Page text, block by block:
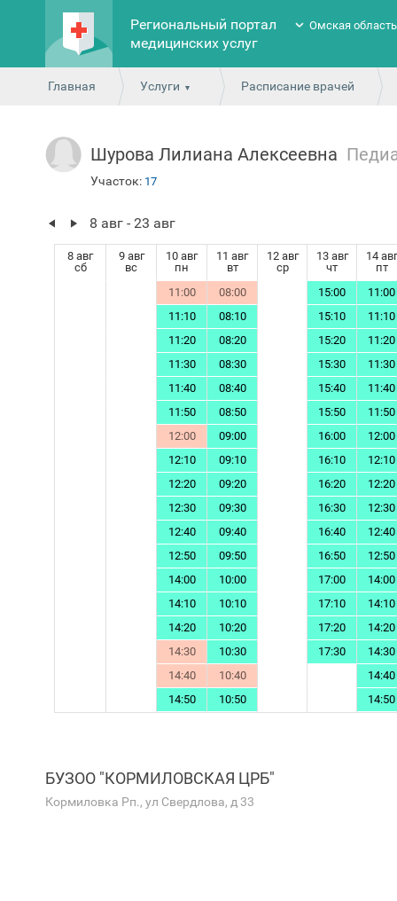
Региональный портал
медицинских услуг
Омская область
Главная Услуги Расписание врачей
Шурова Лилиана Алексеевна
Участок: 17
8 авг - 23 авг
8 авг
сб
9 авг
вс
10 авг
пн
11 авг
вт
12 авг
ср
13 авг
чт
14 авг
пт
11:00
08:00 15:00
11:00
11:10
08:10 15:10
11:10
11:20
08:20 15:20
11:20
11:30
08:30 15:30
11:30
11:40
08:40 15:40
11:40
11:50
08:50 15:50
11:50
12:00
09:00 16:00
12:00
12:10
09:10 16:10
12:10
12:20
09:20 16:20
12:20
12:30
09:30 16:30
12:30
12:40
09:40 16:40
12:40
12:50
09:50 16:50
12:50
14:00
10:00 17:00
14:00
14:10
10:10 17:10
14:10
14:20
10:20 17:20
14:20
14:30
10:30 17:30
14:30
14:40
10:40
14:40
14:50
10:50 14:50
БУЗОО "КОРМИЛОВСКАЯ ЦРБ"
Кормиловка Рп., ул Свердлова, д 33